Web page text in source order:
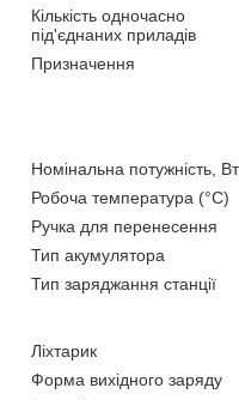
Кількість одночасно
під'єднаних приладів
Призначення
Номінальна потужність, Вт
Робоча температура (°C)
Ручка для перенесення
Тип акумулятора
Тип заряджання станції
Ліхтарик
Форма вихідного заряду